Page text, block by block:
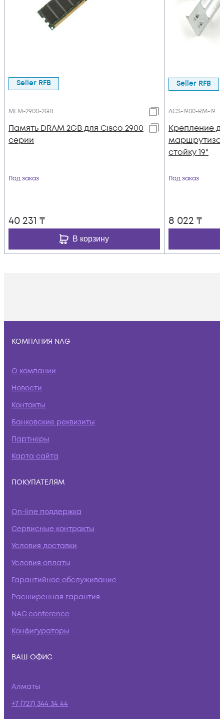
Seller RFB
MEM-2900-2GB
Память DRAM 2GB для Cisco 2900
серии
Под заказ
40 231 ₸
В корзину
Seller RFB
ACS-1900-RM-19
Крепление
стойку 19"
Под заказ
8 022 ₸
КОМПАНИЯ NAG
О компании
Новости
Контакты
Банковские реквизиты
Партнеры
Карта сайта
ПОКУПАТЕЛЯМ
On-line поддержка
Сервисные контракты
Условия доставки
Условия оплаты
Гарантийное обслуживание
Расширенная гарантия
NAG.conference
Конфигураторы
ВАШ ОФИС
Алматы
+7 (727) 344 34 44